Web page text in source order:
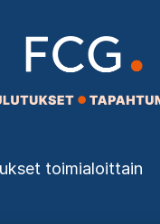
toimialoittain